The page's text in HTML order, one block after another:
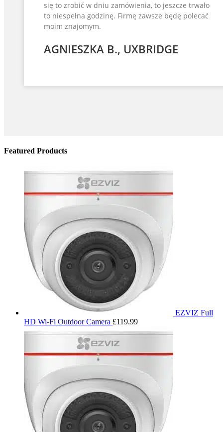
się to zrobić w dniu zamówienia, to jeszcze trwało
to niespełna godzinę. Firmę zawsze będę polecać
moim znajomym.
AGNIESZKA B., UXBRIDGE
Featured Products
EZVIZ Full
HD Wi-Fi Outdoor Camera £119.99